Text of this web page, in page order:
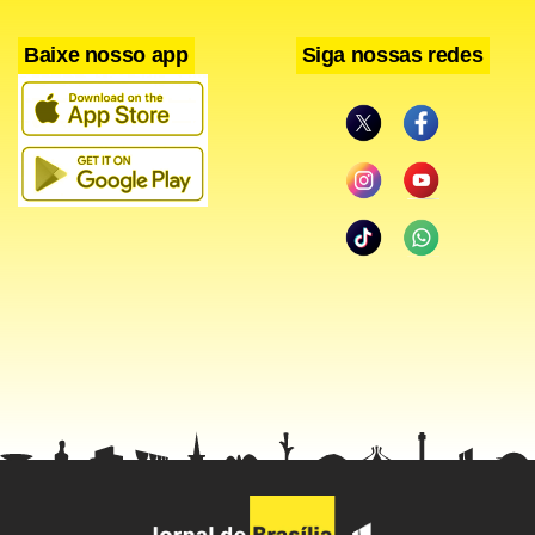
concluirá no final do ano a construção de um complexo
petroquímico no México, avaliado em cerca de R$ 20
bilhões, e estuda novos investimentos na América do
Baixe nosso app Siga nossas redes